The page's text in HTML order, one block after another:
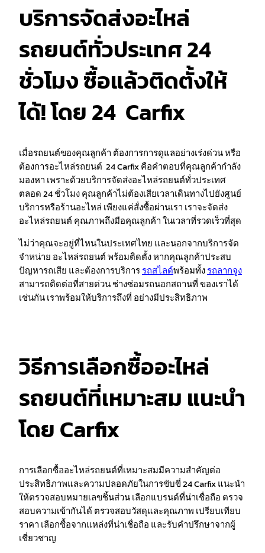
บริการจัดส่งอะไหล่
รถยนต์ทั่วประเทศ 24
ชั่วโมง ซื้อแล้วติดตั้งให้
ได้! โดย 24 Carfix
เมื่อรถยนต์ของคุณลูกค้า ต้องการการดูแลอย่างเร่งด่วน หรือ
ต้องการอะไหล่รถยนต์ 24 Carfix คือคำตอบที่คุณลูกค้ากำลัง
มองหา เพราะด้วยบริการจัดส่งอะไหล่รถยนต์ทั่วประเทศ
ตลอด 24 ชั่วโมง คุณลูกค้าไม่ต้องเสียเวลาเดินทางไปยังศูนย์
บริการหรือร้านอะไหล่ เพียงแค่สั่งซื้อผ่านเรา เราจะจัดส่ง
อะไหล่รถยนต์ คุณภาพถึงมือคุณลูกค้า ในเวลาที่รวดเร็วที่สุด
ไม่ว่าคุณจะอยู่ที่ไหนในประเทศไทย และนอกจากบริการจัด
จำหน่าย อะไหล่รถยนต์ พร้อมติดตั้ง หากคุณลูกค้าประสบ
ปัญหารถเสีย และต้องการบริการรถสไลด์พร้อมทั้งรถลากจูง
สามารถติดต่อที่สายด่วน ช่างซ่อมรถนอกสถานที่ ของเราได้
เช่นกัน เราพร้อมให้บริการถึงที่ อย่างมีประสิทธิภาพ
วิธีการเลือกซื้ออะไหล่
รถยนต์ที่เหมาะสม แนะนำ
โดย Carfix
การเลือกซื้ออะไหล่รถยนต์ที่เหมาะสมมีความสำคัญต่อ
ประสิทธิภาพและความปลอดภัยในการขับขี่ 24 Carfix แนะนำ
ให้ตรวจสอบหมายเลขชิ้นส่วน เลือกแบรนด์ที่น่าเชื่อถือ ตรวจ
สอบความเข้ากันได้ ตรวจสอบวัสดุและคุณภาพ เปรียบเทียบ
ราคา เลือกซื้อจากแหล่งที่น่าเชื่อถือ และรับคำปรึกษาจากผู้
เชี่ยวชาญ